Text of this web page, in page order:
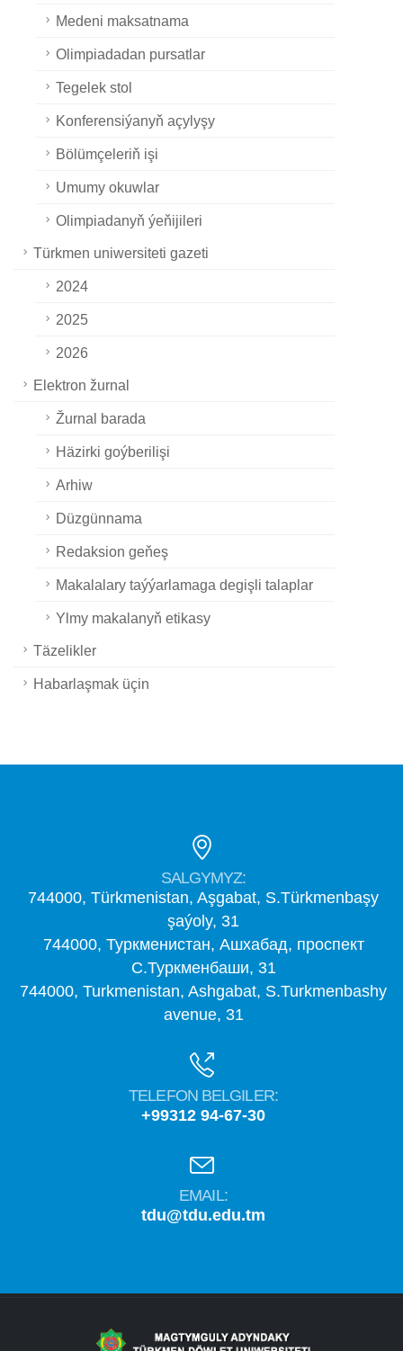
Medeni maksatnama
Olimpiadadan pursatlar
Tegelek stol
Konferensiýanyň açylyşy
Bölümçeleriň işi
Umumy okuwlar
Olimpiadanyň ýeňijileri
Türkmen uniwersiteti gazeti
2024
2025
2026
Elektron žurnal
Žurnal barada
Häzirki goýberilişi
Arhiw
Düzgünnama
Redaksion geňeş
Makalalary taýýarlamaga degişli talaplar
Ylmy makalanyň etikasy
Täzelikler
Habarlaşmak üçin
SALGYMYZ:
744000, Türkmenistan, Aşgabat, S.Türkmenbaşy
şaýoly, 31
744000, Туркменистан, Ашхабад, проспект
С.Туркменбаши, 31
744000, Turkmenistan, Ashgabat, S.Turkmenbashy
avenue, 31
TELEFON BELGILER:
+99312 94-67-30
EMAIL:
tdu@tdu.edu.tm